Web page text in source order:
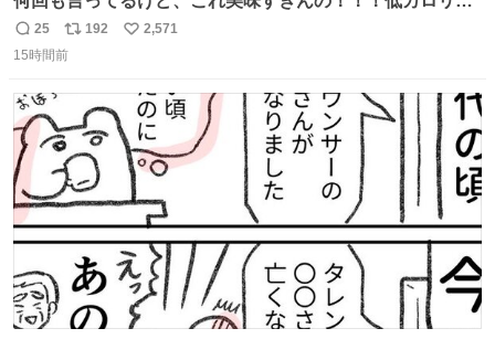
で満足感エグいから一生食べてる😭
返
信
25
リ
ポ
数
192
い
2,571
15時間前